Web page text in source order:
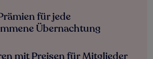
für jede
Übernachtung
mit Preisen für Mitglieder